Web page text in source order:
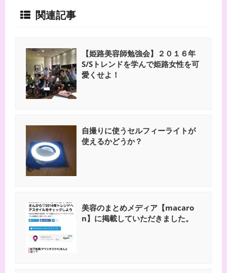
関連記事
【姫路美容師勉強会】２０１６年
S/Sトレンドを学んで姫路女性を可
愛くせよ！
自撮りに使うセルフィーライトが
使えるかどうか？
美容のまとめメディア【macaro
n】に掲載していただきました。